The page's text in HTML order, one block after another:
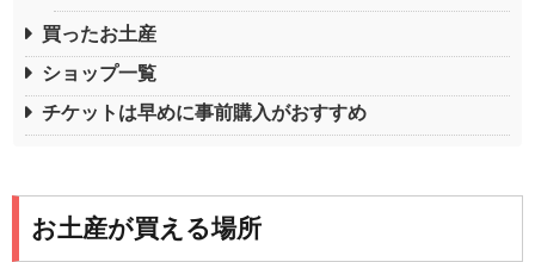
買ったお土産
ショップ一覧
チケットは早めに事前購入がおすすめ
お土産が買える場所